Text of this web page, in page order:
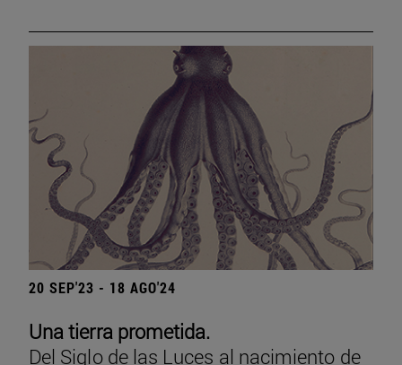
20 SEP'23 - 18 AGO'24
Una tierra prometida.
Del Siglo de las Luces al nacimiento de